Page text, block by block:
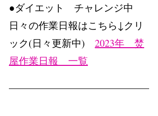
●ダイエット　チャレンジ中
日々の作業日報はこちら↓クリ
ック(日々更新中) 2023年　焚
屋作業日報　一覧